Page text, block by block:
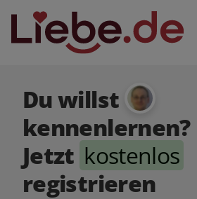
Du willst
kennenlernen?
Jetzt kostenlos
registrieren